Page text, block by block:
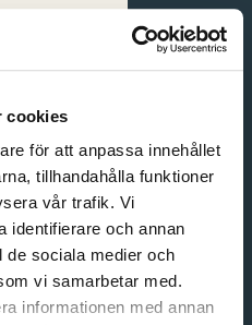
cookies
för att anpassa innehållet
tillhandahålla funktioner
vår trafik. Vi
identifierare och annan
de sociala medier och
vi samarbetar med.
informationen med annan
English
Svenska